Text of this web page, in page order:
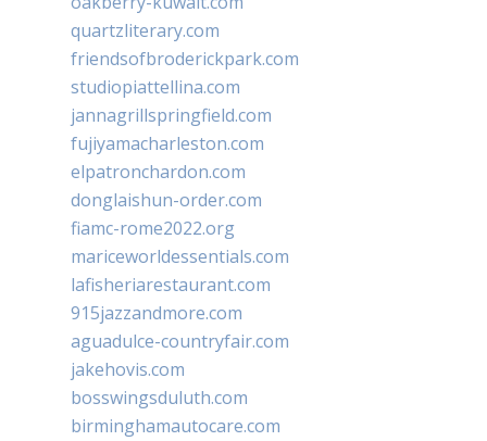
quartzliterary.com
friendsofbroderickpark.com
studiopiattellina.com
jannagrillspringfield.com
fujiyamacharleston.com
elpatronchardon.com
donglaishun-order.com
fiamc-rome2022.org
mariceworldessentials.com
lafisheriarestaurant.com
915jazzandmore.com
aguadulce-countryfair.com
jakehovis.com
bosswingsduluth.com
birminghamautocare.com